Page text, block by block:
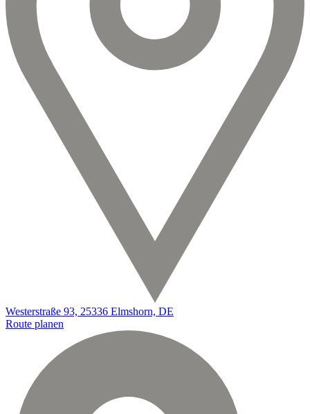
Westerstraße 93, 25336 Elmshorn, DE
Route planen